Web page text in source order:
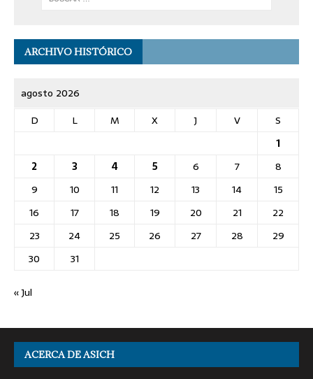
ARCHIVO HISTÓRICO
agosto 2026
D
L M X J V
S
1
2
3 4 5 6 7
8
9
10 11 12 13 14
15
16
17 18 19 20 21
22
23
24 25 26 27 28
29
30
31
« Jul
ACERCA DE ASICH